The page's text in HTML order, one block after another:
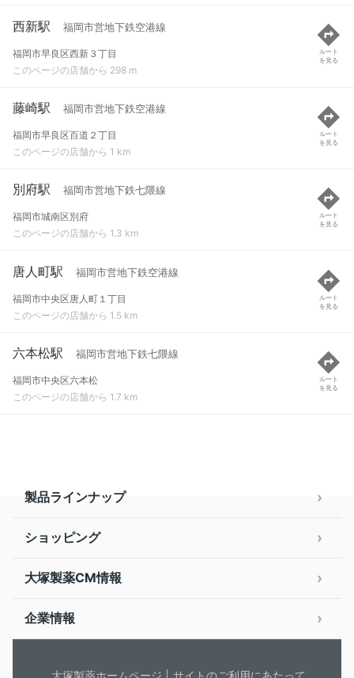
西新駅 福岡市営地下鉄空港線
福岡市早良区西新３丁目
このページの店舗から 298 m
ルート
を見る
藤崎駅 福岡市営地下鉄空港線
福岡市早良区百道２丁目
このページの店舗から 1 km
ルート
を見る
別府駅 福岡市営地下鉄七隈線
福岡市城南区別府
このページの店舗から 1.3 km
ルート
を見る
唐人町駅 福岡市営地下鉄空港線
福岡市中央区唐人町１丁目
このページの店舗から 1.5 km
ルート
を見る
六本松駅 福岡市営地下鉄七隈線
福岡市中央区六本松
このページの店舗から 1.7 km
ルート
を見る
製品ラインナップ
ショッピング
大塚製薬CM情報
企業情報